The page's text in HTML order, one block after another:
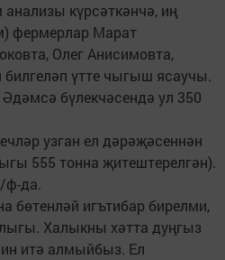
күрсәткәнчә, иң
фермерлар Марат
Олег Анисимовта,
билгеләп үтте чыгыш ясаучы.
бүлекчәсендә ул 350
узган ел дәрәҗәсеннән
555 тонна җитештерелгән).
ф-да.
бөтенләй игътибар бирелми,
Халыкны хәтта дуңгыз
итә алмыйбыз. Ел